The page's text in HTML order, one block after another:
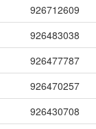
926712609
926483038
926477787
926470257
926430708